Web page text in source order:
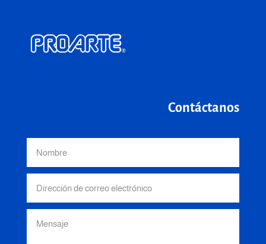
Contáctanos